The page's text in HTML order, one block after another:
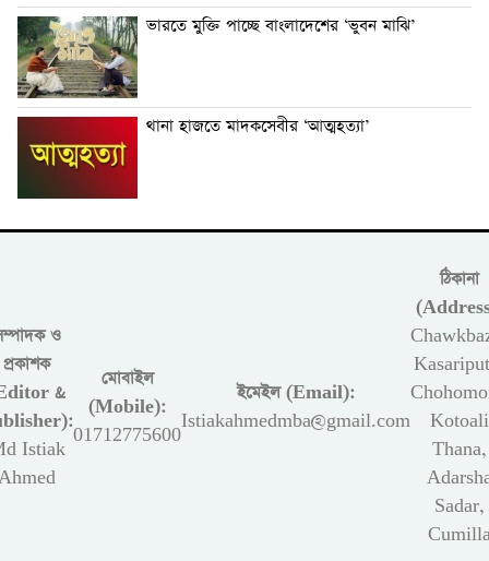
ভারতে মুক্তি পাচ্ছে বাংলাদেশের ‘ভুবন মাঝি’
থানা হাজতে মাদকসেবীর ‘আত্মহত্যা’
ও
প্রকাশক
&
Istiak
মোবাইল
(Mobile):
01712775600
ইমেইল (Email):
Istiakahmedmba@gmail.com
ঠিকানা
Kotoali
Thana,
Sadar,